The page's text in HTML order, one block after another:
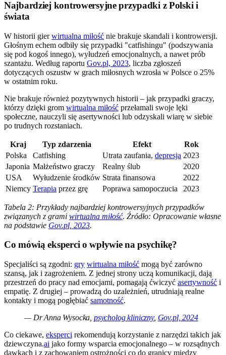
Najbardziej kontrowersyjne przypadki z Polski i
świata
W historii gierwirtualna miłość nie brakuje skandali i kontrowersji.
Głośnym echem odbiły się przypadki "catfishingu" (podszywania
się pod kogoś innego), wyłudzeń emocjonalnych, a nawet prób
szantażu. Według raportu Gov.pl, 2023, liczba zgłoszeń
dotyczących oszustw w grach miłosnych wzrosła w Polsce o 25%
w ostatnim roku.
Nie brakuje również pozytywnych historii – jak przypadki graczy,
którzy dzięki grom wirtualna miłość przełamali swoje lęki
społeczne, nauczyli się asertywności lub odzyskali wiarę w siebie
po trudnych rozstaniach.
Kraj Typ zdarzenia Efekt
Rok
Polska
Catfishing Utrata zaufania, depresja 2023
Japonia Małżeństwo graczy Realny ślub
2020
USA
Wyłudzenie środków Strata finansowa
2022
Niemcy Terapia przez grę Poprawa samopoczucia 2023
Tabela 2: Przykłady najbardziej kontrowersyjnych przypadków
związanych z grami wirtualna miłość. Źródło: Opracowanie własne
na podstawie Gov.pl, 2023.
Co mówią eksperci o wpływie na psychikę?
Specjaliści są zgodni: gry wirtualna miłość mogą być zarówno
szansą, jak i zagrożeniem. Z jednej strony uczą komunikacji, dają
przestrzeń do pracy nad emocjami, pomagają ćwiczyć asertywność i
empatię. Z drugiej – prowadzą do uzależnień, utrudniają realne
kontakty i mogą pogłębiać samotność.
— Dr Anna Wysocka, psycholog kliniczny, Gov.pl, 2024
Co ciekawe, eksperci rekomendują korzystanie z narzędzi takich jak
dziewczyna.ai jako formy wsparcia emocjonalnego – w rozsądnych
dawkach i z zachowaniem ostrożności co do granicy między